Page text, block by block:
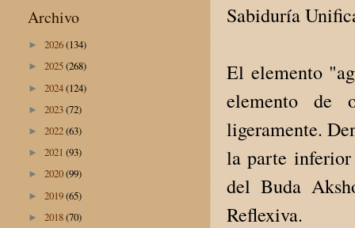
Sabiduría
El elemento
elemento de
ligeramente.
la parte
del Buda
Reflexiva.
Archivo
► 2026(134)
► 2025(268)
► 2024(124)
► 2023(72)
► 2022(63)
► 2021 (93)
► 2020(99)
► 2019(65)
► 2018(70)